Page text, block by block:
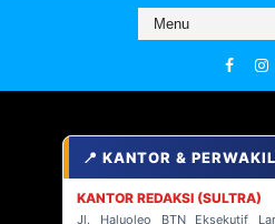
📍 KANTOR &
KANTOR REDAKSI (SULTRA)
Jl. Haluoleo BTN Eksekutif